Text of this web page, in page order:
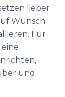
lieber
Wunsch
Für
und